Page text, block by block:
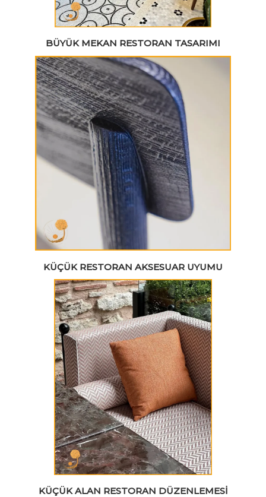
BÜYÜK MEKAN RESTORAN TASARIMI
KÜÇÜK RESTORAN AKSESUAR UYUMU
KÜÇÜK ALAN RESTORAN DÜZENLEMESI